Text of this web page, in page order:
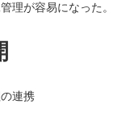
理が容易になった。
連携